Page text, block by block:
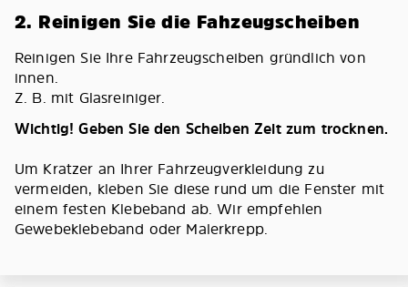
2. Reinigen Sie die Fahzeugscheiben
Reinigen Sie Ihre Fahrzeugscheiben gründlich von
innen.
Z. B. mit Glasreiniger.
Wichtig! Geben Sie den Scheiben Zeit zum trocknen.
Um Kratzer an Ihrer Fahrzeugverkleidung zu
vermeiden, kleben Sie diese rund um die Fenster mit
einem festen Klebeband ab. Wir empfehlen
Gewebeklebeband oder Malerkrepp.